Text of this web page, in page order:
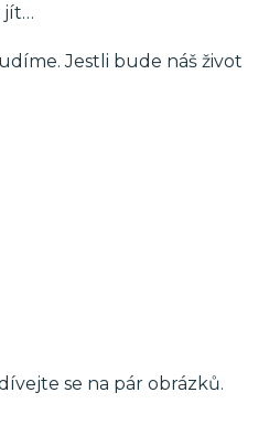
jít…
Jestli bude náš život
se na pár obrázků.